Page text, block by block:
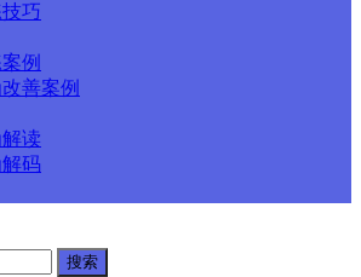
巧
例
善案例
读
码
搜索